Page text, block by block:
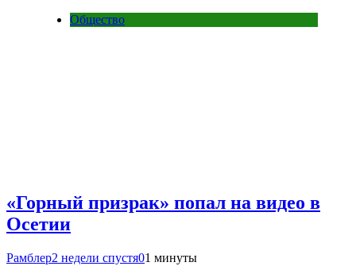
Общество
«Горный призрак» попал на видео в
Осетии
Рамблер2 недели спустя01 минуты